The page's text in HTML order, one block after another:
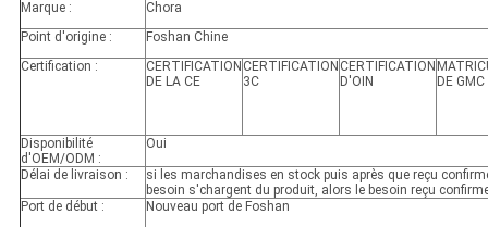
Marque :
Chora
Point d'origine :
Foshan Chine
Certification :
CERTIFICATION
DE LA CE
CERTIFICATION
3C
CERTIFICATION
D'OIN
DE GMC
Disponibilité
d'OEM/ODM :
Oui
Délai de livraison :
si les marchandises en stock puis après que reçu
besoin s'chargent du produit, alors le besoin reçu
Port de début :
Nouveau port de Foshan